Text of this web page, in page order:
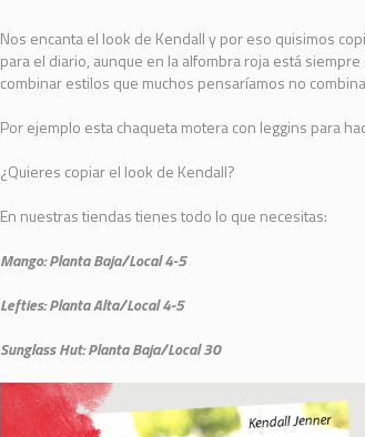
Nos encanta el look de Kendall y por eso quisimos
para el diario, aunque en la alfombra roja está
combinar estilos que muchos pensaríamos no
Por ejemplo esta chaqueta motera con leggins para
¿Quieres copiar el look de Kendall?
En nuestras tiendas tienes todo lo que necesitas:
Mango: Planta Baja/Local 4-5
Lefties: Planta Alta/Local 4-5
Sunglass Hut: Planta Baja/Local 30